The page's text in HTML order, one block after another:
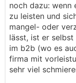
noch dazu: wenn
zu leisten und
mangel- oder
lässt, ist er selbst
im b2b (wo es
firma mit
sehr viel